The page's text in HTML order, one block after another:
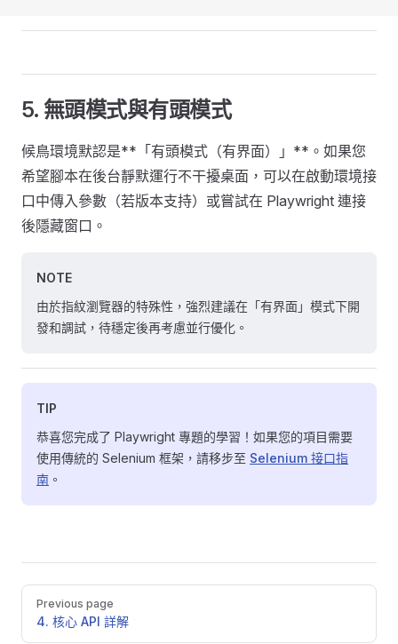
5. 無頭模式與有頭模式
候鳥環境默認是**「有頭模式（有界面）」**。如果您
希望腳本在後台靜默運行不干擾桌面，可以在啟動環境接
口中傳入參數（若版本支持）或嘗試在 Playwright 連接
後隱藏窗口。
NOTE
由於指紋瀏覽器的特殊性，強烈建議在「有界面」模式下開
發和調試，待穩定後再考慮並行優化。
TIP
恭喜您完成了 Playwright 專題的學習！如果您的項目需要
使用傳統的 Selenium 框架，請移步至 Selenium 接口指
南 。
Pager
Previous page
4. 核心 API 詳解